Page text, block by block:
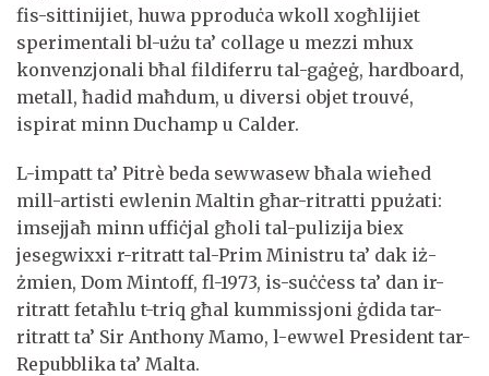
fis-sittinijiet, huwa pproduċa wkoll xogħlijiet
sperimentali bl-użu ta’ collage u mezzi mhux
konvenzjonali bħal fildiferru tal-gaġeġ, hardboard,
metall, ħadid maħdum, u diversi objet trouvé,
ispirat minn Duchamp u Calder.
L-impatt ta’ Pitrè beda sewwasew bħala wieħed
mill-artisti ewlenin Maltin għar-ritratti ppużati:
imsejjaħ minn uffiċjal għoli tal-pulizija biex
jesegwixxi r-ritratt tal-Prim Ministru ta’ dak iż-
żmien, Dom Mintoff, fl-1973, is-suċċess ta’ dan ir-
ritratt fetaħlu t-triq għal kummissjoni ġdida tar-
ritratt ta’ Sir Anthony Mamo, l-ewwel President tar-
Repubblika ta’ Malta.